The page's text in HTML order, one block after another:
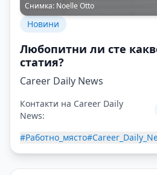
Снимка: Noelle Otto
Новини
Любопитни ли сте
статия?
Career Daily News
Контакти на Career Daily
News:
#Работно_място